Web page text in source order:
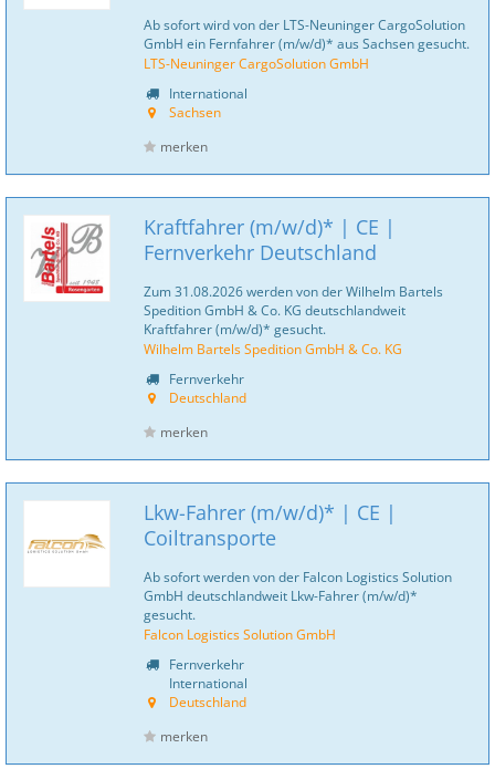
Ab sofort wird von der LTS-Neuninger CargoSolution
GmbH ein Fernfahrer (m/w/d)* aus Sachsen gesucht.
LTS-Neuninger CargoSolution GmbH
International
Sachsen
merken
Kraftfahrer (m/w/d)* | CE |
Fernverkehr Deutschland
Zum 31.08.2026 werden von der Wilhelm Bartels
Spedition GmbH & Co. KG deutschlandweit
Kraftfahrer (m/w/d)* gesucht.
Wilhelm Bartels Spedition GmbH & Co. KG
Fernverkehr
Deutschland
merken
Lkw-Fahrer (m/w/d)* | CE |
Coiltransporte
Ab sofort werden von der Falcon Logistics Solution
GmbH deutschlandweit Lkw-Fahrer (m/w/d)*
gesucht.
Falcon Logistics Solution GmbH
Fernverkehr
International
Deutschland
merken